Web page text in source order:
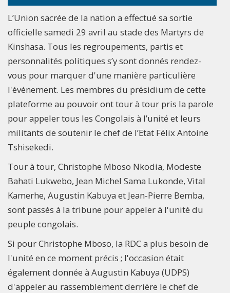
L’Union sacrée de la nation a effectué sa sortie
officielle samedi 29 avril au stade des Martyrs de
Kinshasa. Tous les regroupements, partis et
personnalités politiques s’y sont donnés rendez-
vous pour marquer d'une manière particulière
l'événement. Les membres du présidium de cette
plateforme au pouvoir ont tour à tour pris la parole
pour appeler tous les Congolais à l’unité et leurs
militants de soutenir le chef de l’Etat Félix Antoine
Tshisekedi.
Tour à tour, Christophe Mboso Nkodia, Modeste
Bahati Lukwebo, Jean Michel Sama Lukonde, Vital
Kamerhe, Augustin Kabuya et Jean-Pierre Bemba,
sont passés à la tribune pour appeler à l'unité du
peuple congolais.
Si pour Christophe Mboso, la RDC a plus besoin de
l'unité en ce moment précis ; l'occasion était
également donnée à Augustin Kabuya (UDPS)
d'appeler au rassemblement derrière le chef de